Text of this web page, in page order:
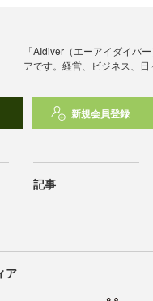
「AIdiver（エーアイダイバ
アです。経営、ビジネス、
新規会員登録
記事
ア